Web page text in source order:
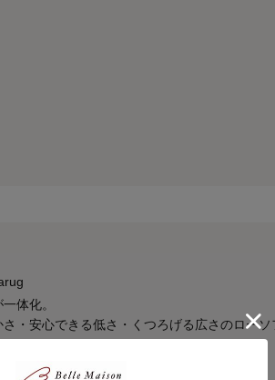
体化。
・安心できる低さ・くつろげる広さのローソ